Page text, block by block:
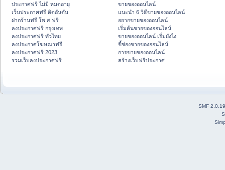
ประกาศฟรี ไม่มี หมดอายุ
เว็บประกาศฟรี ติดอันดับ
ฝากร้านฟรี โพ ส ฟรี
ลงประกาศฟรี กรุงเทพ
ลงประกาศฟรี ทั่วไทย
ลงประกาศโฆษณาฟรี
ลงประกาศฟรี 2023
รวมเว็บลงประกาศฟรี
ขายของออนไลน์
แนะนำ 6 วิธีขายของออนไลน์
อยากขายของออนไลน์
เริ่มต้นขายของออนไลน์
ขายของออนไลน์ เริ่มยังไง
ชี้ช่องขายของออนไลน์
การขายของออนไลน์
สร้างเว็บฟรีประกาศ
SMF 2.0.19